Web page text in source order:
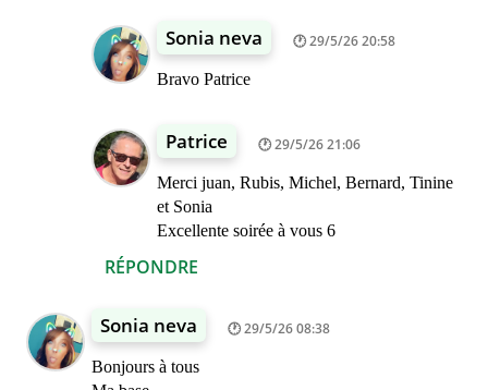
RÉPONDRE
Sonia neva 29/5/26 20:58
Bravo Patrice
Patrice 29/5/26 21:06
Merci juan, Rubis, Michel, Bernard, Tinine
et Sonia
Excellente soirée à vous 6
Sonia neva 29/5/26 08:38
Bonjours à tous